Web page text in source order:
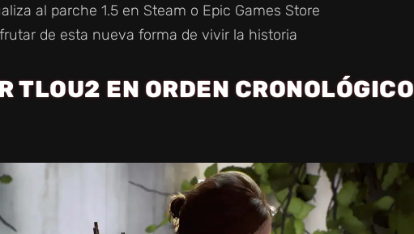
al parche 1.5 en Steam o Epic Games Store
de esta nueva forma de vivir la historia
TLOU2 EN ORDEN CRONOLÓGICO